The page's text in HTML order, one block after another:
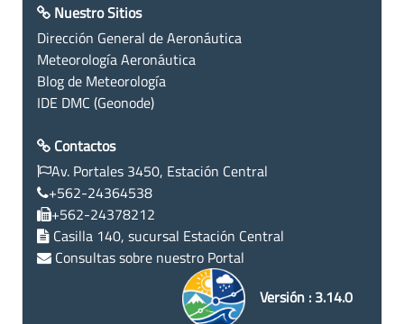
Nuestro Sitios
Dirección General de Aeronáutica
Meteorología Aeronáutica
Blog de Meteorología
IDE DMC (Geonode)
Contactos
Av. Portales 3450, Estación Central
+562-24364538
+562-24378212
Casilla 140, sucursal Estación Central
Consultas sobre nuestro Portal
Versión : 3.14.0